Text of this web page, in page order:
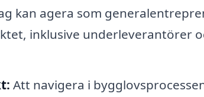
kan agera som
inklusive underleverantörer
Att navigera i